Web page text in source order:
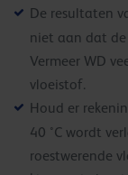
De resultaten
niet aan dat de
Vermeer WD
vloeistof.
Houd er
40 °C wordt
roestwerende